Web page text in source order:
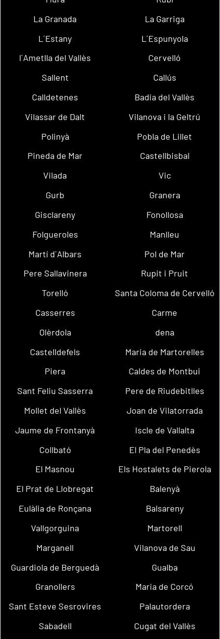
La Granada
La Garriga
L´Estany
L´Espunyola
l´Ametlla del Vallès
Cervelló
Sallent
Callús
Calldetenes
Badia del Vallès
Vilassar de Dalt
Vilanova i la Geltrú
Polinyà
Pobla de Lillet
Pineda de Mar
Castellbisbal
Vilada
Vic
Gurb
Granera
Gisclareny
Fonollosa
Folgueroles
Manlleu
Martí d´Albars
Pol de Mar
Pere Sallavinera
Rupit i Pruit
Torelló
Santa Coloma de Cervelló
Casserres
Carme
Olèrdola
dena
Castelldefels
Maria de Martorelles
Piera
Caldes de Montbui
Sant Feliu Sasserra
Pere de Riudebitlles
Mollet del Vallès
Joan de Vilatorrada
Jaume de Frontanyà
Iscle de Vallalta
Collbató
El Pla del Penedès
El Masnou
Els Hostalets de Pierola
El Prat de Llobregat
Balenyà
Eulàlia de Ronçana
Balsareny
Vallgorguina
Martorell
Marganell
Vilanova de Sau
Guardiola de Berguedà
Gualba
Granollers
Maria de Corcó
Sant Esteve Sesrovires
Palautordera
Sabadell
Cugat del Vallès